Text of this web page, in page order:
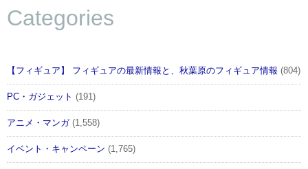
Categories
【フィギュア】 フィギュアの最新情報と、秋葉原のフィギュア情報 (804)
PC・ガジェット (191)
アニメ・マンガ(1,558)
イベント・キャンペーン (1,765)